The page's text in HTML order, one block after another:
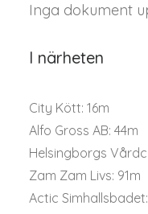
Inga dokument
I närheten
City Kött: 16m
Alfo Gross AB: 44m
Helsingborgs
Zam Zam Livs: 91m
Actic Simhallsbadet: